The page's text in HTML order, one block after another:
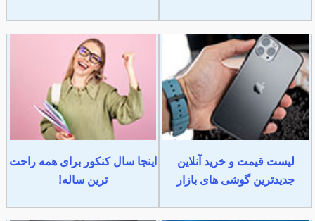
لیست قیمت و خرید آنلاین
جدیدترین گوشی های بازار
اینجا سال کنکور برای همه راحت
ترین ساله!